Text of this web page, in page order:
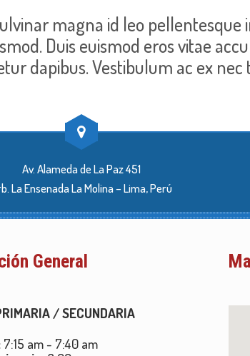
magna id leo pellentesque
Duis euismod eros vitae
dapibus. Vestibulum ac ex
Av. Alameda de La Paz 451
La Ensenada La Molina – Lima, Perú
General
/ SECUNDARIA
7:15 am - 7:40 am